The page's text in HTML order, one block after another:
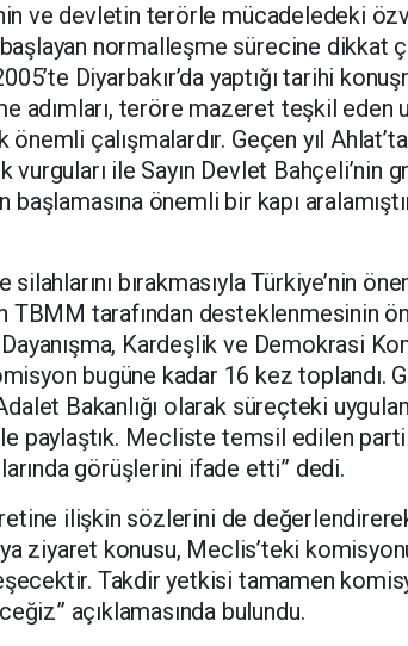
ve devletin terörle mücadeledeki
normalleşme sürecine dikkat
Diyarbakır’da yaptığı tarihi
adımları, teröre mazeret teşkil eden
çalışmalardır. Geçen yıl
ile Sayın Devlet Bahçeli’nin
başlamasına önemli bir kapı
bırakmasıyla Türkiye’nin
TBMM tarafından desteklenmesinin
Kardeşlik ve Demokrasi
bugüne kadar 16 kez toplandı.
Bakanlığı olarak süreçteki
paylaştık. Mecliste temsil edilen
görüşlerini ifade etti” dedi.
ilişkin sözlerini de
ziyaret konusu, Meclis’teki
Takdir yetkisi tamamen
açıklamasında bulundu.